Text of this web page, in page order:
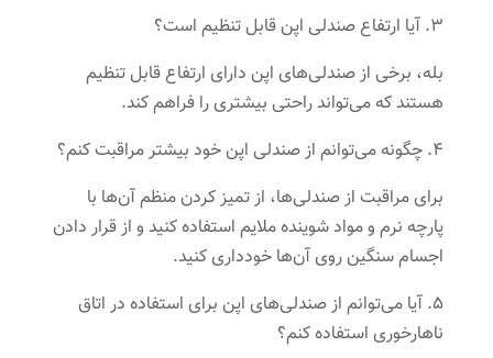
۳. آیا ارتفاع صندلی اپن قابل تنظیم است؟
بله، برخی از صندلی‌های اپن دارای ارتفاع قابل تنظیم
هستند که می‌تواند راحتی بیشتری را فراهم کند.
۴. چگونه می‌توانم از صندلی اپن خود بیشتر مراقبت کنم؟
برای مراقبت از صندلی‌ها، از تمیز کردن منظم آن‌ها با
پارچه نرم و مواد شوینده ملایم استفاده کنید و از قرار دادن
اجسام سنگین روی آن‌ها خودداری کنید.
۵. آیا می‌توانم از صندلی‌های اپن برای استفاده در اتاق
ناهارخوری استفاده کنم؟